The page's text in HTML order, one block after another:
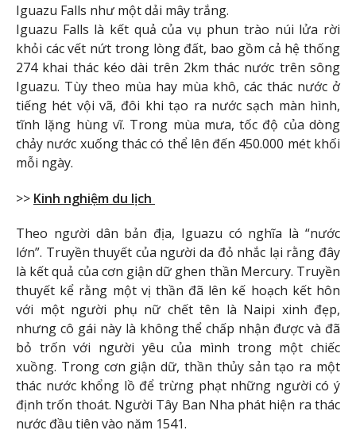
Iguazu Falls như một dải mây trắng.
Iguazu Falls là kết quả của vụ phun trào núi lửa rời
khỏi các vết nứt trong lòng đất, bao gồm cả hệ thống
274 khai thác kéo dài trên 2km thác nước trên sông
Iguazu. Tùy theo mùa hay mùa khô, các thác nước ở
tiếng hét vội vã, đôi khi tạo ra nước sạch màn hình,
tĩnh lặng hùng vĩ. Trong mùa mưa, tốc độ của dòng
chảy nước xuống thác có thể lên đến 450.000 mét khối
mỗi ngày.
>> Kinh nghiệm du lịch
Theo người dân bản địa, Iguazu có nghĩa là “nước
lớn”. Truyền thuyết của người da đỏ nhắc lại rằng đây
là kết quả của cơn giận dữ ghen thần Mercury. Truyền
thuyết kể rằng một vị thần đã lên kế hoạch kết hôn
với một người phụ nữ chết tên là Naipi xinh đẹp,
nhưng cô gái này là không thể chấp nhận được và đã
bỏ trốn với người yêu của mình trong một chiếc
xuồng. Trong cơn giận dữ, thần thủy sản tạo ra một
thác nước khổng lồ để trừng phạt những người có ý
định trốn thoát. Người Tây Ban Nha phát hiện ra thác
nước đầu tiên vào năm 1541.